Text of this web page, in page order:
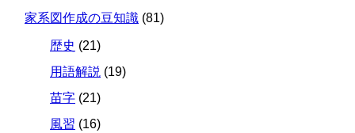
家系図作成の豆知識 (81)
歴史 (21)
用語解説 (19)
苗字 (21)
風習 (16)